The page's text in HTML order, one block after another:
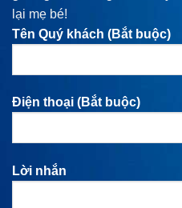
lại mẹ bé!
Tên Quý khách (Bắt buộc)
Điện thoại (Bắt buộc)
Lời nhắn